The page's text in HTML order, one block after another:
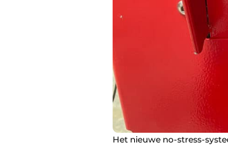
Het nieuwe no-stress-